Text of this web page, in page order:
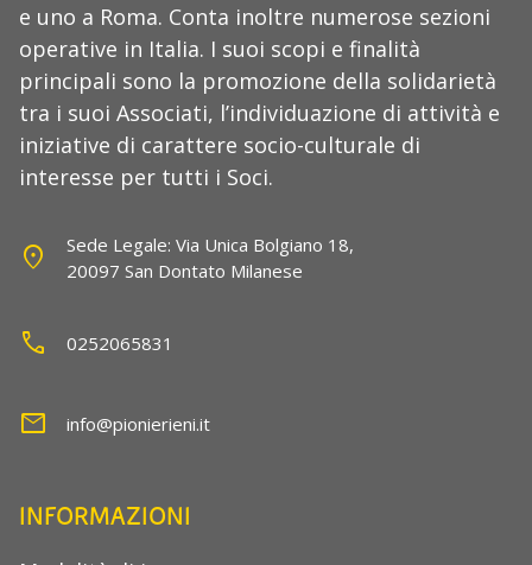
e uno a Roma. Conta inoltre numerose sezioni
operative in Italia. I suoi scopi e finalità
principali sono la promozione della solidarietà
tra i suoi Associati, l’individuazione di attività e
iniziative di carattere socio-culturale di
interesse per tutti i Soci.
location_on
Sede Legale: Via Unica Bolgiano 18,
20097 San Dontato Milanese
call 0252065831
mail info@pionierieni.it
INFORMAZIONI